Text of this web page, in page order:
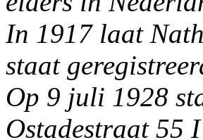
In 1917 laat
staat
Op 9 juli 1928
Ostadestraat 55